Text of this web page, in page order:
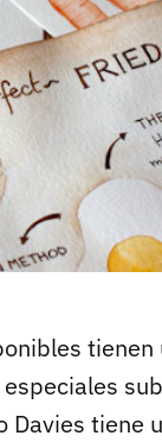
Davies tiene